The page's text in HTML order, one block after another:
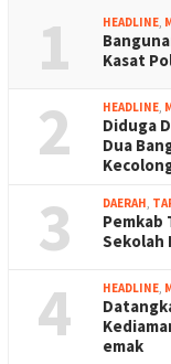
1 HEADLINE
Kasat
2 HEADLINE
Diduga
Dua
3 DAERAH
Pemkab
Sekolah
4 HEADLINE
emak